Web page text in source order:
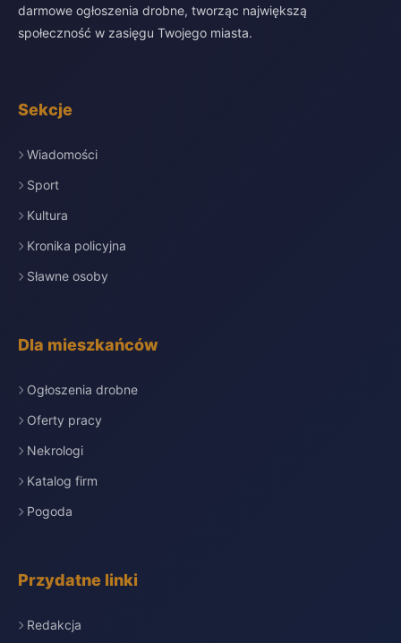
darmowe ogłoszenia drobne, tworząc największą
społeczność w zasięgu Twojego miasta.
Sekcje
Wiadomości
Sport
Kultura
Kronika policyjna
Sławne osoby
Dla mieszkańców
Ogłoszenia drobne
Oferty pracy
Nekrologi
Katalog firm
Pogoda
Przydatne linki
Redakcja